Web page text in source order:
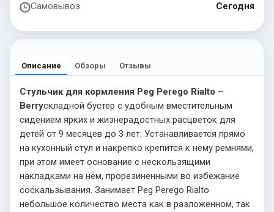
Самовывоз Сегодня
Описание Обзоры Отзывы
Стульчик для кормления Peg Perego Rialto –
Berryскладной бустер с удобным вместительным
сидением ярких и жизнерадостных расцветок для
детей от 9 месяцев до 3 лет. Устанавливается прямо
на кухонный стул и накрепко крепится к нему ремнями,
при этом имеет основание с нескользящими
накладками на нём, прорезиненными во избежание
соскальзывания. Занимает Peg Perego Rialto
небольшое количество места как в разложенном, так